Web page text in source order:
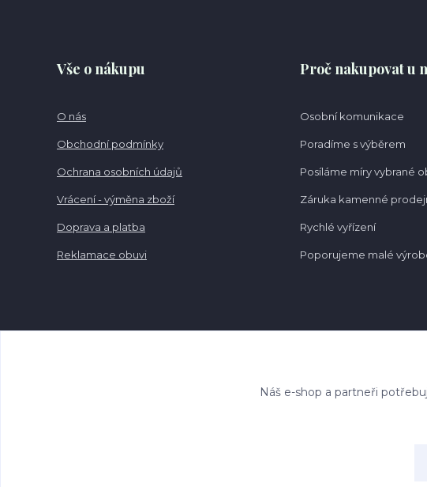
Vše o nákupu
O nás
Obchodní podmínky
Ochrana osobních údajů
Vrácení - výměna zboží
Doprava a platba
Reklamace obuvi
Proč nakupovat u
Osobní komunikace
Poradíme s výběrem
Posíláme míry vybrané
Záruka kamenné
Rychlé vyřízení
Poporujeme malé
Náš e-shop a partneři